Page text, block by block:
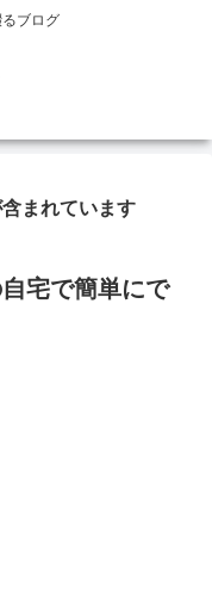
ブログ
まれています
宅で簡単にで